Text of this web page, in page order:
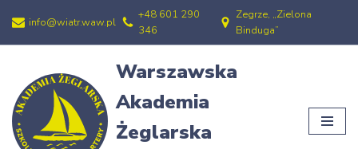
Przejdź
treści
info@wiatr.waw.pl
+48 601 290
346
Zegrze, „Zielona
Binduga”
Warszawska
Akademia
Żeglarska